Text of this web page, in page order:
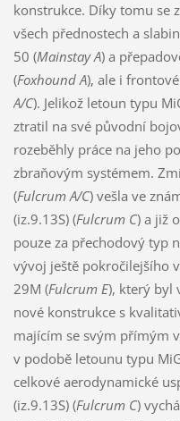
konstrukce. Díky tomu se
všech přednostech a
50 (Mainstay A) a
(Foxhound A), ale i
A/C). Jelikož letoun typu
ztratil na své původní
rozeběhly práce na jeho
zbraňovým systémem.
(Fulcrum A/C) vešla ve
(iz.9.13S) (Fulcrum C) a již
pouze za přechodový typ
vývoj ještě pokročilejšího
29M (Fulcrum E), který byl
nové konstrukce s
majícím se svým přímým
v podobě letounu typu
celkové aerodynamické
(iz.9.13S) (Fulcrum C)